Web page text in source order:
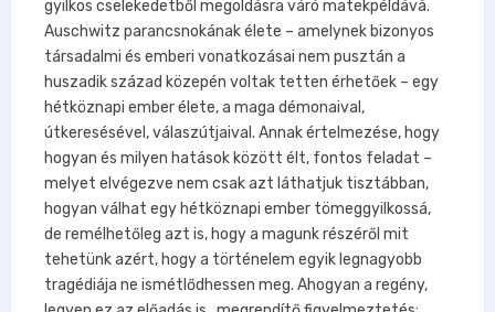
gyilkos cselekedetből megoldásra váró matekpéldává.
Auschwitz parancsnokának élete – amelynek bizonyos
társadalmi és emberi vonatkozásai nem pusztán a
huszadik század közepén voltak tetten érhetőek – egy
hétköznapi ember élete, a maga démonaival,
útkeresésével, válaszútjaival. Annak értelmezése, hogy
hogyan és milyen hatások között élt, fontos feladat –
melyet elvégezve nem csak azt láthatjuk tisztábban,
hogyan válhat egy hétköznapi ember tömeggyilkossá,
de remélhetőleg azt is, hogy a magunk részéről mit
tehetünk azért, hogy a történelem egyik legnagyobb
tragédiája ne ismétlődhessen meg. Ahogyan a regény,